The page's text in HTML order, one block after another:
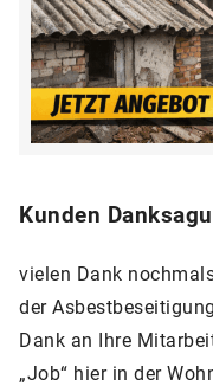
Kunden
vielen Dank
der
Dank an Ihre
„Job“ hier in der